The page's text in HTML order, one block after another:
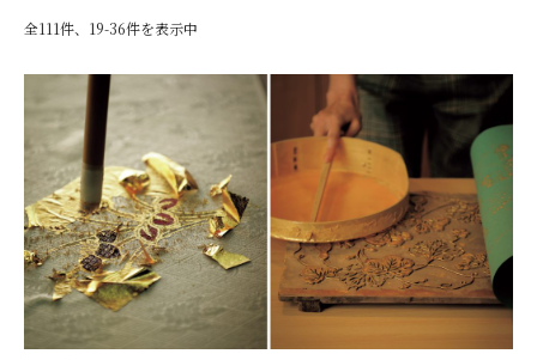
全111件、19-36件を表示中